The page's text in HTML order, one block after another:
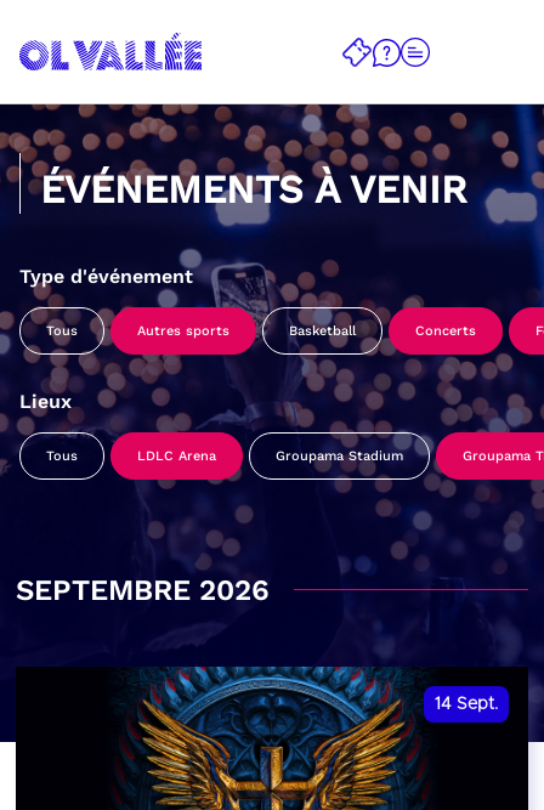
ÉVÉNEMENTS À VENIR
Type d'événement
Tous Autres sports Basketball Concerts
Lieux
Tous LDLC Arena Groupama Stadium Groupama
SEPTEMBRE 2026
14 Sept.